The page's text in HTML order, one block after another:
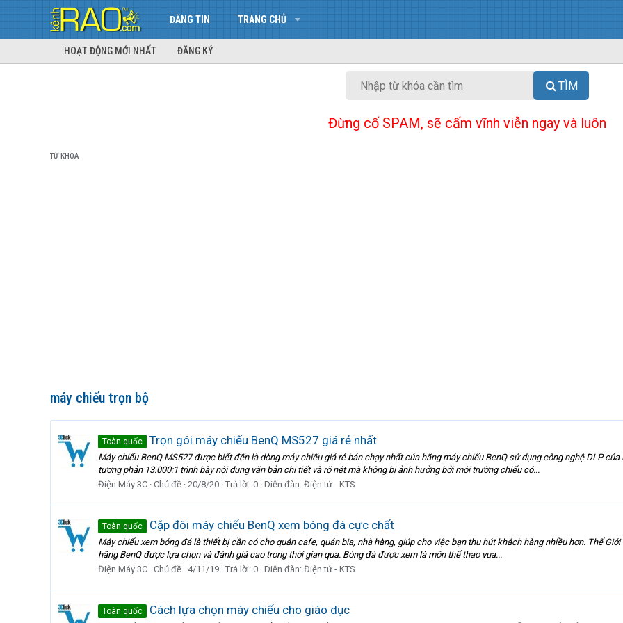
ĐĂNG TIN TRANG CHỦ
HOẠT ĐỘNG MỚI NHẤT ĐĂNG KÝ
TÌM
Đừng cố SPAM, sẽ cấm vĩnh viễn ngay và luôn
TỪ KHÓA
máy chiếu trọn bộ
Toàn quốc Trọn gói máy chiếu BenQ MS527 giá rẻ nhất
Máy chiếu BenQ MS527 được biết đến là dòng máy chiếu giá rẻ bán chạy nhất của hãng máy chiếu BenQ sử dụng công nghệ DLP
tương phản 13.000:1 trình bày nội dung văn bản chi tiết và rõ nét mà không bị ảnh hưởng bởi môi trường chiếu có...
Điện Máy 3C Chủ đề 20/8/20 Trả lời: 0 Diễn đàn: Điện tử - KTS
Toàn quốc Cặp đôi máy chiếu BenQ xem bóng đá cực chất
Máy chiếu xem bóng đá là thiết bị cần có cho quán cafe, quán bia, nhà hàng, giúp cho việc bạn thu hút khách hàng nhiều hơn. Thế
hãng BenQ được lựa chọn và đánh giá cao trong thời gian qua. Bóng đá được xem là môn thể thao vua...
Điện Máy 3C Chủ đề 4/11/19 Trả lời: 0 Diễn đàn: Điện tử - KTS
Toàn quốc Cách lựa chọn máy chiếu cho giáo dục